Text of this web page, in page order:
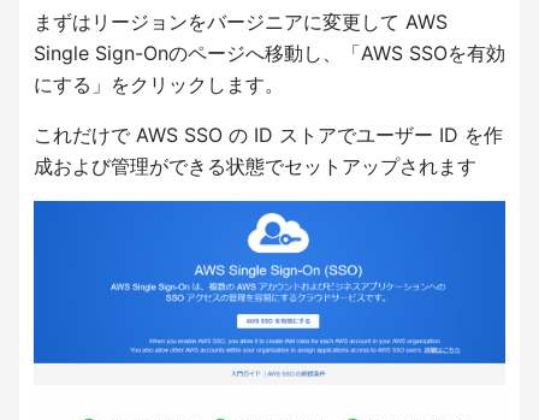
まずはリージョンをバージニアに変更して AWS
Single Sign-Onのページへ移動し、「AWS SSOを有効
にする」をクリックします。
これだけで AWS SSO の ID ストアでユーザー ID を作
成および管理ができる状態でセットアップされます